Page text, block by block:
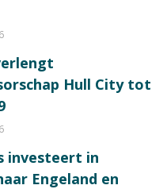
Hull City tot
investeert in
Engeland en